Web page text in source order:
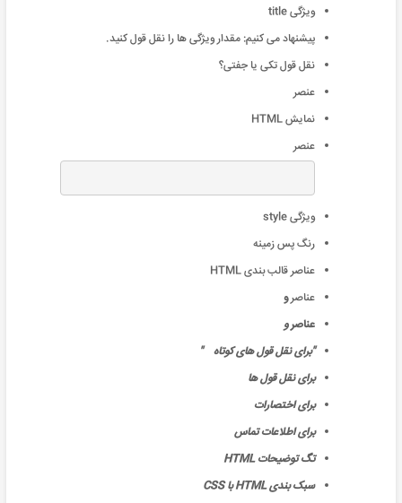
ویژگی title
پیشنهاد می کنیم: مقدار ویژگی ها را نقل قول کنید.
نقل قول تکی یا جفتی؟
عنصر
نمایش HTML
عنصر
ویژگی style
رنگ پس زمینه
عناصر قالب بندی HTML
عناصرو
عناصرو
برای نقل قول های کوتاه
برای نقل قول ها
برای اختصارات
برای اطلاعات تماس
تگ توضیحات HTML
سبک بندی HTML با CSS